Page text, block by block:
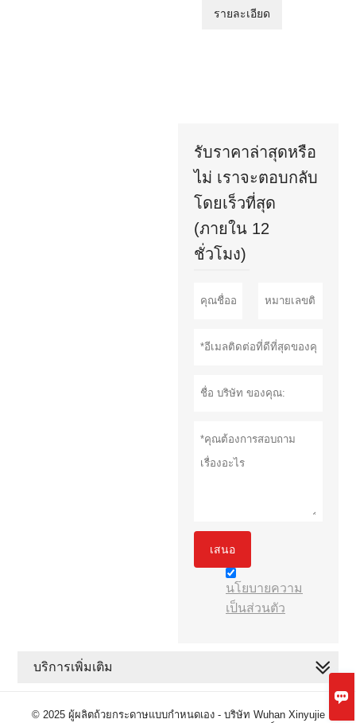

รายละเอียด
รับราคาล่าสุดหรือ
ไม่ เราจะตอบกลับ
โดยเร็วที่สุด
(ภายใน 12
ชั่วโมง)
เสนอ
นโยบายความ
เป็นส่วนตัว
บริการเพิ่มเติม
© 2025 ผู้ผลิตถ้วยกระดาษแบบกำหนดเอง - บริษัท Wuhan Xinyujie